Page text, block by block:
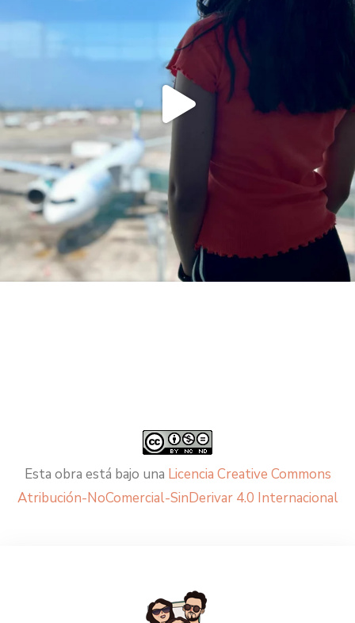
Esta obra está bajo una Licencia Creative Commons
Atribución-NoComercial-SinDerivar 4.0 Internacional